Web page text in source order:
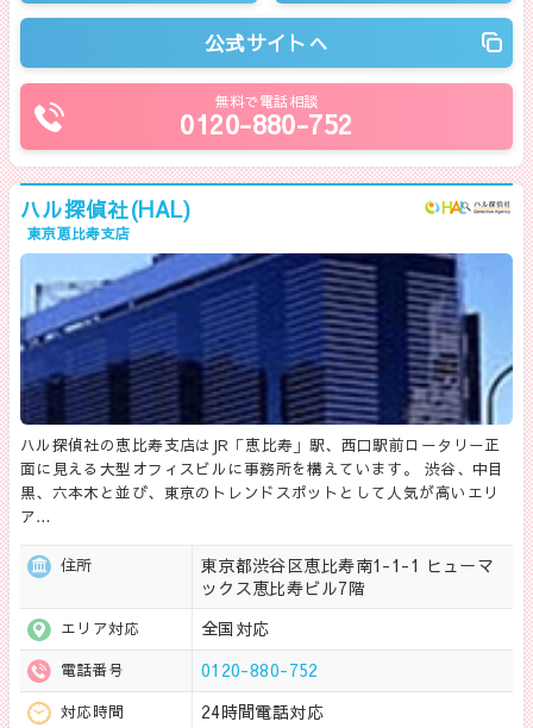
公式サイトへ
無料で電話相談
0120-880-752
ハル探偵社(HAL)
東京恵比寿支店
ハル探偵社の恵比寿支店はJR「恵比寿」駅、西口駅前ロータリー正
面に見える大型オフィスビルに事務所を構えています。 渋谷、中目
黒、六本木と並び、東京のトレンドスポットとして人気が高いエリ
ア…
住所
東京都渋谷区恵比寿南1-1-1 ヒューマ
ックス恵比寿ビル7階
エリア対応 全国対応
電話番号 0120-880-752
対応時間 24時間電話対応